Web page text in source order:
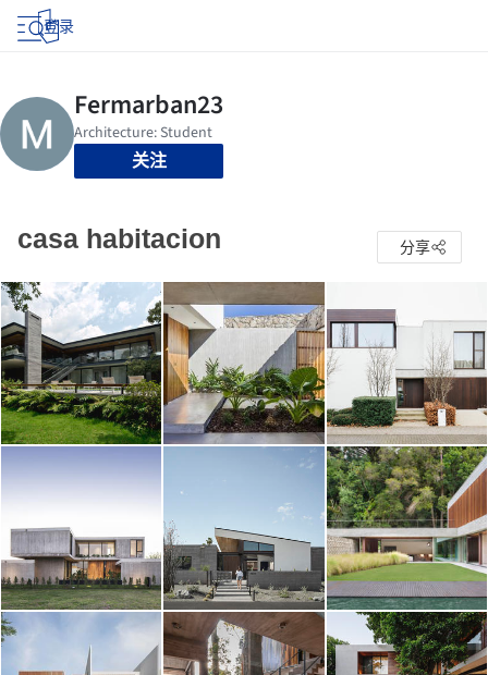
登录
关注
casa habitacion 分享